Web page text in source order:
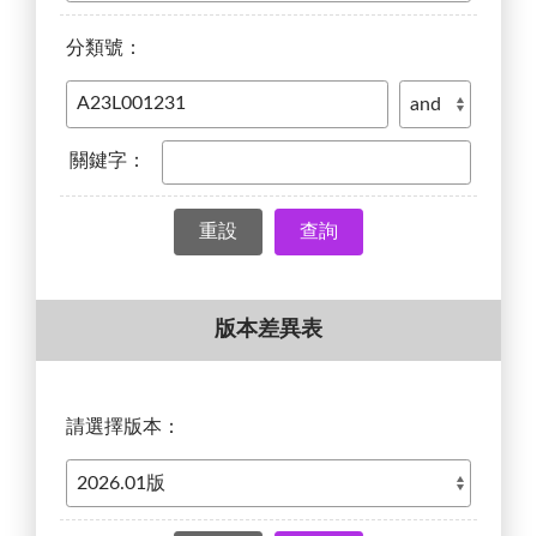
分類號：
關鍵字：
查詢
版本差異表
請選擇版本：